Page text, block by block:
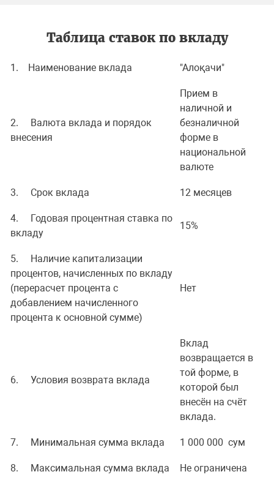
Таблица ставок по вкладу
1. Наименование вклада "Алоқачи"
2. Валюта вклада и порядок
внесения
Прием в
наличной и
безналичной
форме в
национальной
валюте
3. Срок вклада 12 месяцев
4. Годовая процентная ставка по
вкладу
15%
5. Наличие капитализации
процентов, начисленных по вкладу
(перерасчет процента с
добавлением начисленного
процента к основной сумме)
Нет
6. Условия возврата вклада
Вклад
возвращается в
той форме, в
которой был
внесён на счёт
вклада.
7. Минимальная сумма вклада 1 000 000 сум
8. Максимальная сумма вклада Не ограничена